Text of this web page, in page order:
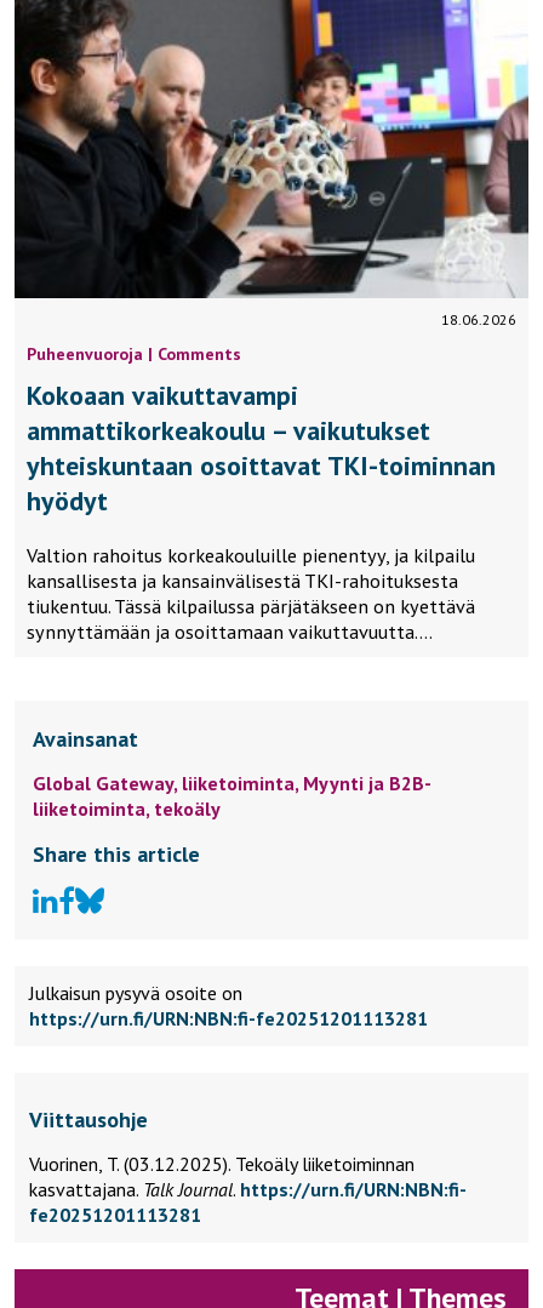
18.06.2026
Puheenvuoroja | Comments
Kokoaan vaikuttavampi
ammattikorkeakoulu – vaikutukset
yhteiskuntaan osoittavat TKI-toiminnan
hyödyt
Valtion rahoitus korkeakouluille pienentyy, ja kilpailu
kansallisesta ja kansainvälisestä TKI-rahoituksesta
tiukentuu. Tässä kilpailussa pärjätäkseen on kyettävä
synnyttämään ja osoittamaan vaikuttavuutta….
Avainsanat
Global Gateway, liiketoiminta, Myynti ja B2B-
liiketoiminta, tekoäly
Share this article
Julkaisun pysyvä osoite on
https://urn.fi/URN:NBN:fi-fe20251201113281
Viittausohje
Vuorinen, T. (03.12.2025). Tekoäly liiketoiminnan
kasvattajana. Talk Journal. https://urn.fi/URN:NBN:fi-
fe20251201113281
Teemat | Themes